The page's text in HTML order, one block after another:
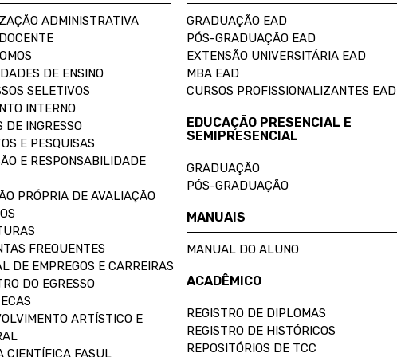
ADMINISTRATIVA
DE ENSINO
SELETIVOS
INTERNO
DE INGRESSO
E PESQUISAS
E RESPONSABILIDADE
PRÓPRIA DE AVALIAÇÃO
FREQUENTES
DE EMPREGOS E CARREIRAS
DO EGRESSO
ARTÍSTICO E
CIENTÍFICA FASUL
GRADUAÇÃO EAD
PÓS-GRADUAÇÃO EAD
EXTENSÃO UNIVERSITÁRIA EAD
MBA EAD
CURSOS PROFISSIONALIZANTES EAD
EDUCAÇÃO PRESENCIAL E
SEMIPRESENCIAL
GRADUAÇÃO
PÓS-GRADUAÇÃO
MANUAIS
MANUAL DO ALUNO
ACADÊMICO
REGISTRO DE DIPLOMAS
REGISTRO DE HISTÓRICOS
REPOSITÓRIOS DE TCC